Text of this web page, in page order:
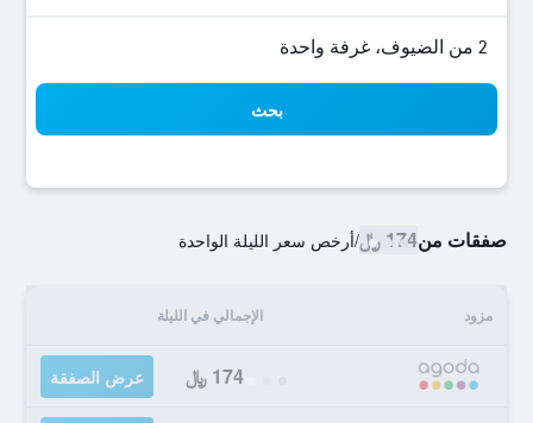
2 من الضيوف، غرفة واحدة
بحث
صفقات من174 ﷼ /أرخص سعر الليلة الواحدة
مزود الإجمالي في الليلة
174 ﷼ عرض الصفقة